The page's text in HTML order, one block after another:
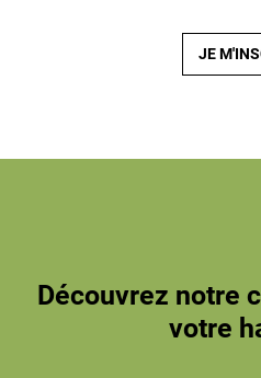
JE
Découvrez notre
votre